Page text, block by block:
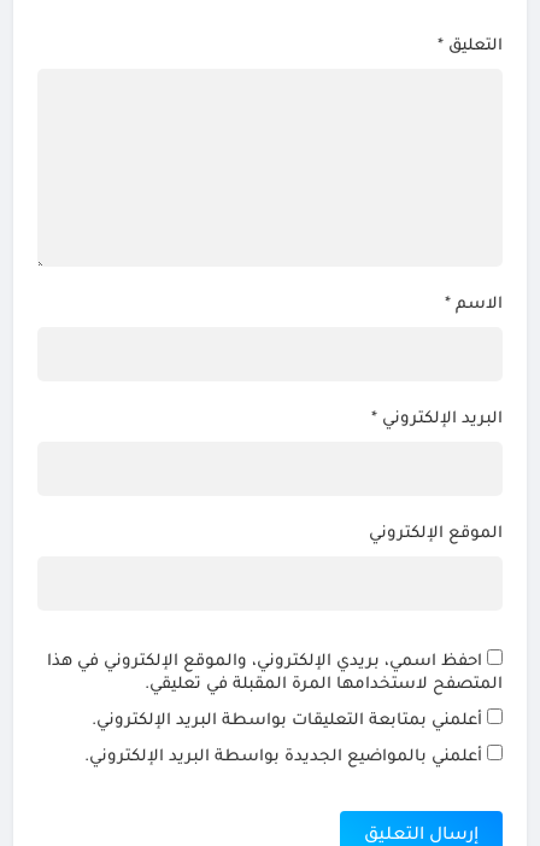
التعليق *
الاسم *
البريد الإلكتروني *
الموقع الإلكتروني
احفظ اسمي، بريدي الإلكتروني، والموقع الإلكتروني في هذا
المتصفح لاستخدامها المرة المقبلة في تعليقي.
أعلمني بمتابعة التعليقات بواسطة البريد الإلكتروني.
أعلمني بالمواضيع الجديدة بواسطة البريد الإلكتروني.